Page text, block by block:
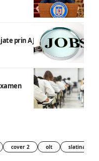
prin AJOFM Mehedinți
cover 2 olt slatina